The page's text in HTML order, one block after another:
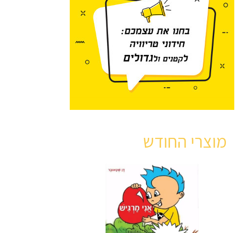
מוצרי החודש